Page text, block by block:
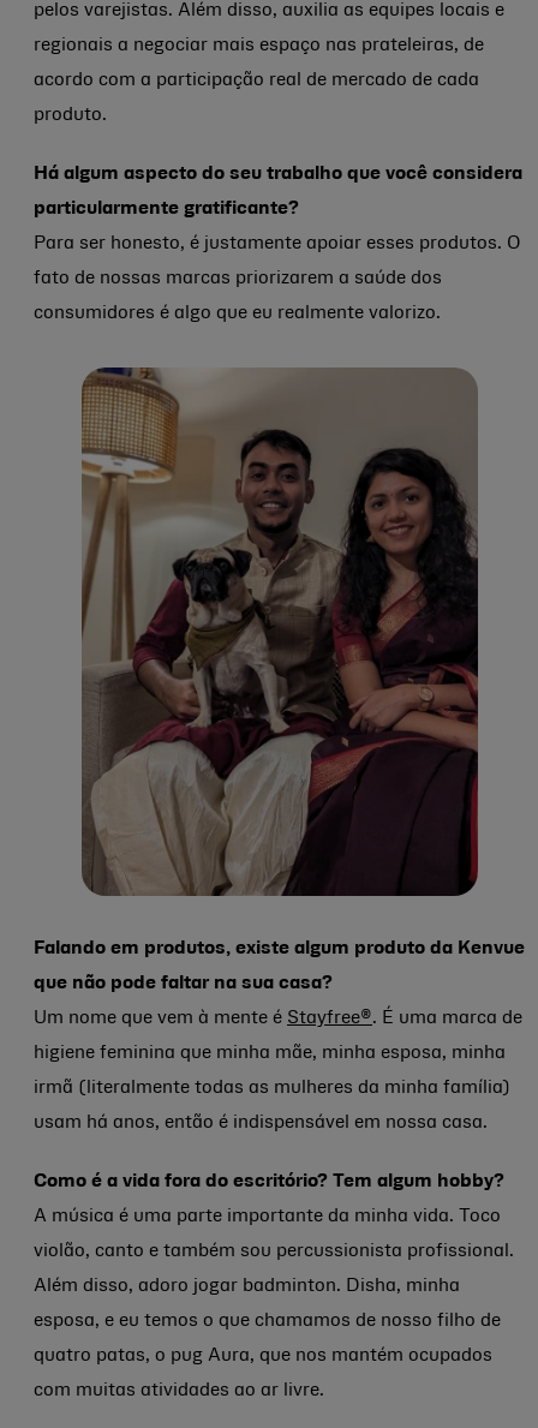
pelos varejistas. Além disso, auxilia as equipes locais e
regionais a negociar mais espaço nas prateleiras, de
acordo com a participação real de mercado de cada
produto.
Há algum aspecto do seu trabalho que você considera
particularmente gratificante?
Para ser honesto, é justamente apoiar esses produtos. O
fato de nossas marcas priorizarem a saúde dos
consumidores é algo que eu realmente valorizo.
Falando em produtos, existe algum produto da Kenvue
que não pode faltar na sua casa?
Um nome que vem à mente é Stayfree®. É uma marca de
higiene feminina que minha mãe, minha esposa, minha
irmã (literalmente todas as mulheres da minha família)
usam há anos, então é indispensável em nossa casa.
Como é a vida fora do escritório? Tem algum hobby?
A música é uma parte importante da minha vida. Toco
violão, canto e também sou percussionista profissional.
Além disso, adoro jogar badminton. Disha, minha
esposa, e eu temos o que chamamos de nosso filho de
quatro patas, o pug Aura, que nos mantém ocupados
com muitas atividades ao ar livre.